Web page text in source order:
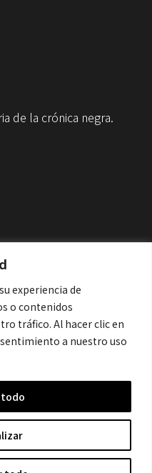
experiencia de
o contenidos
tráfico. Al hacer clic en
a nuestro uso
de la crónica negra.
All rights reserved.